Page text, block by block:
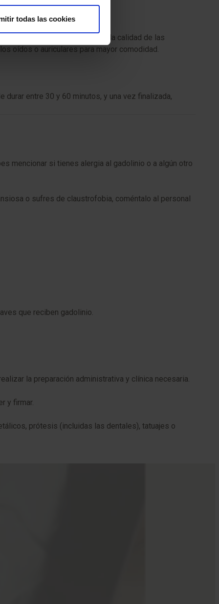
todas las cookies
quieta para garantizar la calidad de las
oídos o auriculares para mayor comodidad.
entre 30 y 60 minutos, y una vez finalizada,
mencionar si tienes alergia al gadolinio o a algún otro
o sufres de claustrofobia, coméntalo al personal
que reciben gadolinio.
la preparación administrativa y clínica necesaria.
y firmar.
prótesis (incluidas las dentales), tatuajes o